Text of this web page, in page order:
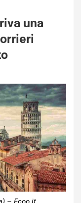
una